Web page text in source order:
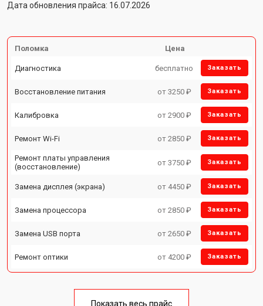
Дата обновления прайса: 16.07.2026
Поломка Цена
Диагностика бесплатно Заказать
Восстановление питания от 3250 ₽ Заказать
Калибровка от 2900 ₽ Заказать
Ремонт Wi-Fi от 2850 ₽ Заказать
Ремонт платы управления
(восстановление)
от 3750 ₽ Заказать
Замена дисплея (экрана) от 4450 ₽ Заказать
Замена процессора от 2850 ₽ Заказать
Замена USB порта от 2650 ₽ Заказать
Ремонт оптики от 4200 ₽ Заказать
Показать весь прайс